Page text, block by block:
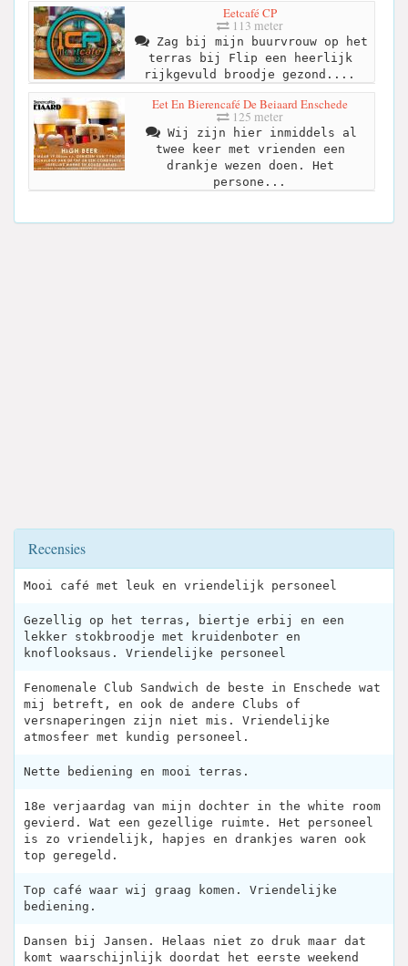
Eetcafé CP
113 meter
Zag bij mijn buurvrouw op het
terras bij Flip een heerlijk
rijkgevuld broodje gezond....
Eet En Bierencafé De Beiaard Enschede
125 meter
Wij zijn hier inmiddels al
twee keer met vrienden een
drankje wezen doen. Het
persone...
Recensies
Mooi café met leuk en vriendelijk personeel
Gezellig op het terras, biertje erbij en een
lekker stokbroodje met kruidenboter en
knoflooksaus. Vriendelijke personeel
Fenomenale Club Sandwich de beste in Enschede wat
mij betreft, en ook de andere Clubs of
versnaperingen zijn niet mis. Vriendelijke
atmosfeer met kundig personeel.
Nette bediening en mooi terras.
18e verjaardag van mijn dochter in the white room
gevierd. Wat een gezellige ruimte. Het personeel
is zo vriendelijk, hapjes en drankjes waren ook
top geregeld.
Top café waar wij graag komen. Vriendelijke
bediening.
Dansen bij Jansen. Helaas niet zo druk maar dat
komt waarschijnlijk doordat het eerste weekend